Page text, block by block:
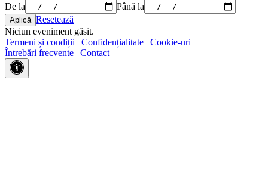
De la
Până la
Resetează
Niciun eveniment găsit.
Termeni și condiții | Confidențialitate | Cookie-uri |
Întrebări frecvente | Contact